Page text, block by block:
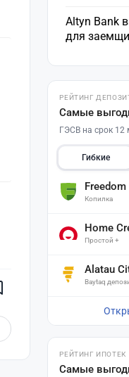
Altyn Bank
для
РЕЙТИНГ
Самые
ГЭСВ на срок 12
Гибкие
Freedom
Копилка
Home
Простой +
Alatau
Baytaq
РЕЙТИНГ ИПОТЕК
Самые